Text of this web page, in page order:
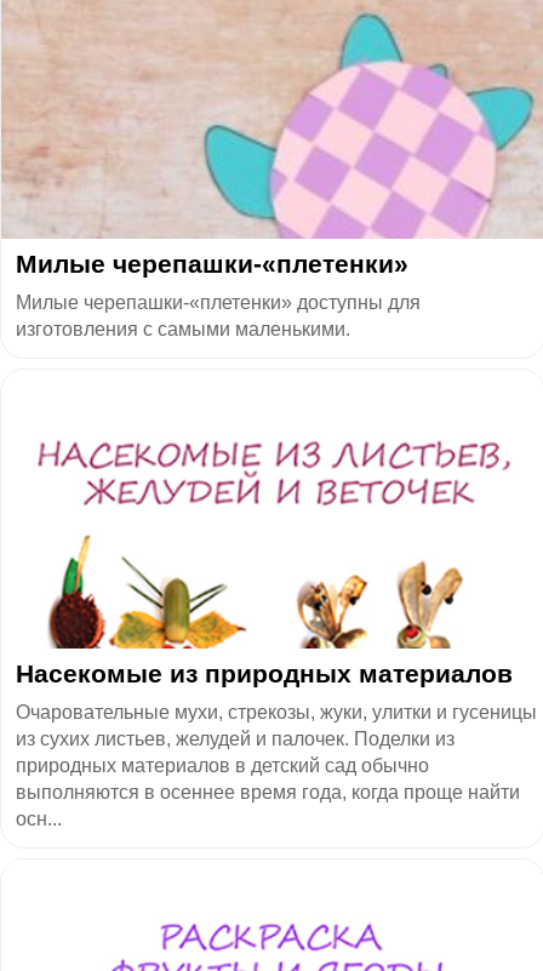
Милые черепашки-«плетенки»
Милые черепашки-«плетенки» доступны для
изготовления с самыми маленькими.
Насекомые из природных материалов
Очаровательные мухи, стрекозы, жуки, улитки и гусеницы
из сухих листьев, желудей и палочек. Поделки из
природных материалов в детский сад обычно
выполняются в осеннее время года, когда проще найти
осн...